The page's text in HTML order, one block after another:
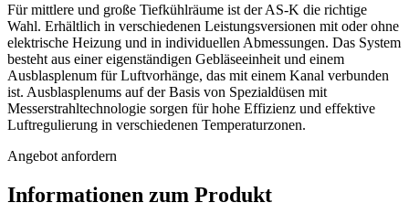
Für mittlere und große Tiefkühlräume ist der AS-K die richtige
Wahl. Erhältlich in verschiedenen Leistungsversionen mit oder ohne
elektrische Heizung und in individuellen Abmessungen. Das System
besteht aus einer eigenständigen Gebläseeinheit und einem
Ausblasplenum für Luftvorhänge, das mit einem Kanal verbunden
ist. Ausblasplenums auf der Basis von Spezialdüsen mit
Messerstrahltechnologie sorgen für hohe Effizienz und effektive
Luftregulierung in verschiedenen Temperaturzonen.
Angebot anfordern
Informationen zum Produkt